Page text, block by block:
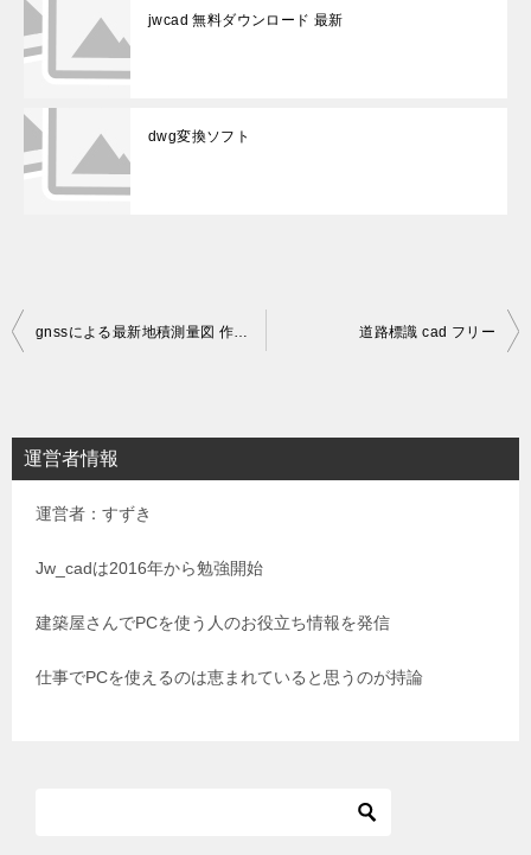
jwcad 無料ダウンロード 最新
dwg変換ソフト
投
ビ
ゲ
gnssによる最新地積測量図 作成方法 道路標識 cad フリー
運営者情報
運営者：すずき
Jw_cadは2016年から勉強開始
建築屋さんでPCを使う人のお役立ち情報を発信
仕事でPCを使えるのは恵まれていると思うのが持論